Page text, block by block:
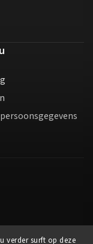
verder surft op deze